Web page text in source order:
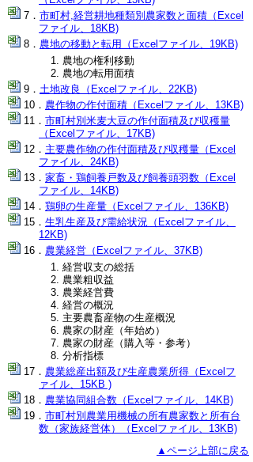
市町村,経営耕地種類別農家数と面積（Excel
ファイル、18KB)
農地の移動と転用（Excelファイル、19KB)
農地の権利移動
農地の転用面積
土地改良（Excelファイル、22KB)
農作物の作付面積（Excelファイル、13KB)
市町村別米麦大豆の作付面積及び収穫量
（Excelファイル、17KB)
主要農作物の作付面積及び収穫量（Excel
ファイル、24KB)
家畜・鶏飼養戸数及び飼養頭羽数（Excel
ファイル、14KB)
鶏卵の生産量（Excelファイル、136KB)
生乳生産及び需給状況（Excelファイル、
12KB)
農業経営（Excelファイル、37KB)
経営収支の総括
農業粗収益
農業経営費
経営の概況
主要農畜産物の生産概況
農家の財産（年始め）
農家の財産（購入等・参考）
分析指標
農業総産出額及び生産農業所得（Excelフ
ァイル、15KB )
農業協同組合数（Excelファイル、14KB)
市町村別農業用機械の所有農家数と所有台
数（家族経営体）（Excelファイル、13KB)
▲ページ上部に戻る